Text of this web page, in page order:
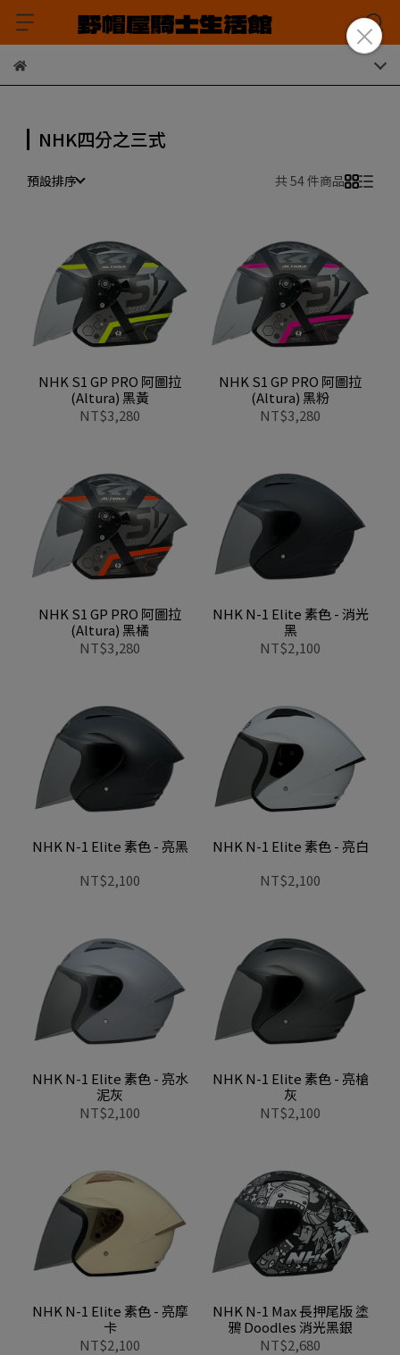
NHK四分之三式
預設排序 共 54 件商品
NHK S1 GP PRO 阿圖拉
(Altura) 黑黃
NT$3,280
NHK S1 GP PRO 阿圖拉
(Altura) 黑粉
NT$3,280
NHK S1 GP PRO 阿圖拉
(Altura) 黑橘
NT$3,280
NHK N-1 Elite 素色 - 消光
黑
NT$2,100
NHK N-1 Elite 素色 - 亮黑
NT$2,100
NHK N-1 Elite 素色 - 亮白
NT$2,100
NHK N-1 Elite 素色 - 亮水
泥灰
NT$2,100
NHK N-1 Elite 素色 - 亮槍
灰
NT$2,100
NHK N-1 Elite 素色 - 亮摩
卡
NT$2,100
NHK N-1 Max 長押尾版 塗
鴉 Doodles 消光黑銀
NT$2,680